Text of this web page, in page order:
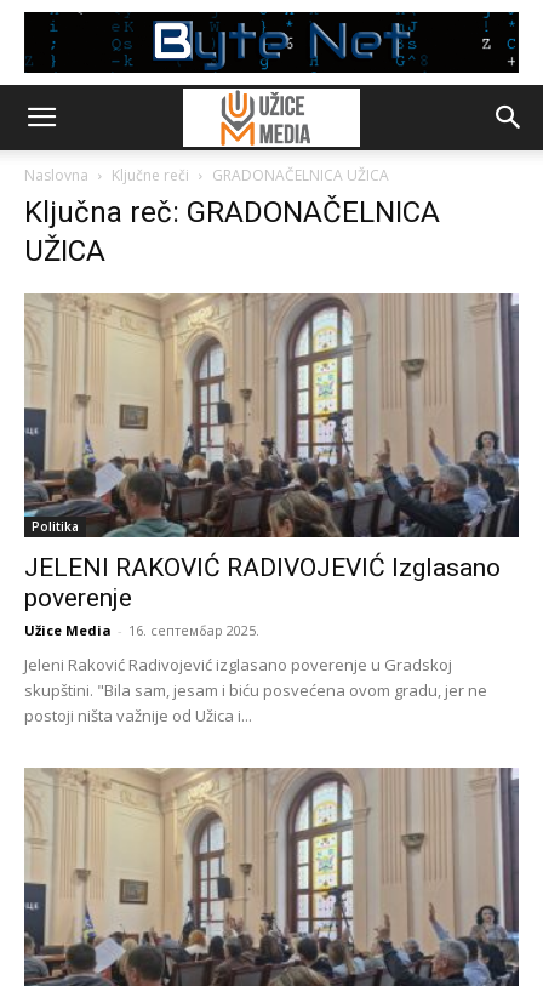
Naslovna Ključne reči GRADONAČELNICA UŽICA
Ključna reč: GRADONAČELNICA
UŽICA
Politika
JELENI RAKOVIĆ RADIVOJEVIĆ Izglasano
poverenje
Užice Media - 16. септембар 2025.
Jeleni Raković Radivojević izglasano poverenje u Gradskoj
skupštini. "Bila sam, jesam i biću posvećena ovom gradu, jer ne
postoji ništa važnije od Užica i...